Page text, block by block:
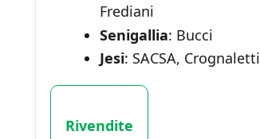
Frediani
Senigallia: Bucci
Jesi: SACSA, Crognaletti
Rivendite